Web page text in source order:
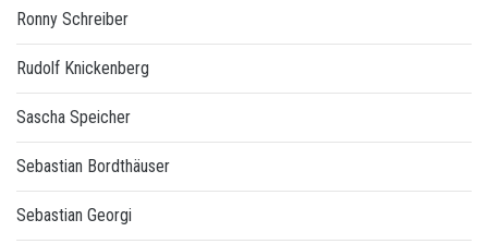
Ronny Schreiber
Rudolf Knickenberg
Sascha Speicher
Sebastian Bordthäuser
Sebastian Georgi